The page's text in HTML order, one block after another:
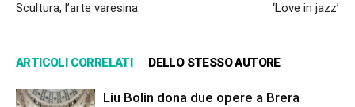
Scultura, l’arte varesina ‘Love in jazz’
ARTICOLI CORRELATI DELLO STESSO AUTORE
Liu Bolin dona due opere a Brera